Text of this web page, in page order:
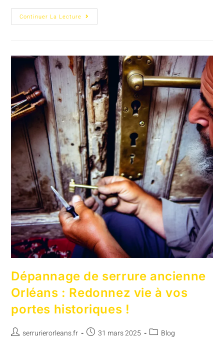
Continuer La Lecture
Dépannage de serrure ancienne
Orléans : Redonnez vie à vos
portes historiques !
serrurierorleans.fr 31 mars 2025 Blog